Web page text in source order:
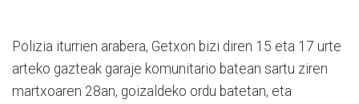
Polizia iturrien arabera, Getxon bizi diren 15 eta 17 urte
arteko gazteak garaje komunitario batean sartu ziren
martxoaren 28an, goizaldeko ordu batetan, eta